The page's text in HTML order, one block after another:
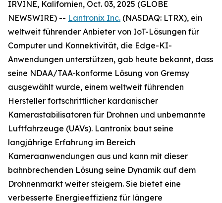
IRVINE, Kalifornien, Oct. 03, 2025 (GLOBE
NEWSWIRE) -- Lantronix Inc. (NASDAQ: LTRX), ein
weltweit führender Anbieter von IoT-Lösungen für
Computer und Konnektivität, die Edge-KI-
Anwendungen unterstützen, gab heute bekannt, dass
seine NDAA/TAA-konforme Lösung von Gremsy
ausgewählt wurde, einem weltweit führenden
Hersteller fortschrittlicher kardanischer
Kamerastabilisatoren für Drohnen und unbemannte
Luftfahrzeuge (UAVs). Lantronix baut seine
langjährige Erfahrung im Bereich
Kameraanwendungen aus und kann mit dieser
bahnbrechenden Lösung seine Dynamik auf dem
Drohnenmarkt weiter steigern. Sie bietet eine
verbesserte Energieeffizienz für längere